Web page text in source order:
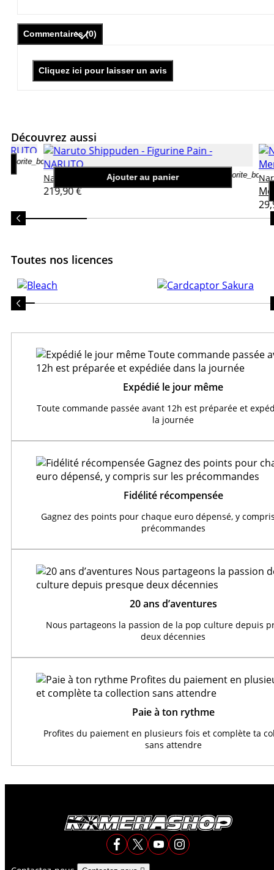
Commentaires (0)
Cliquez ici pour laisser un avis
Découvrez aussi
favorite_border
Ajouter au panier favorite_border
Naruto
Naruto Shippuden - Figurine Pain
219,90 €
Toutes nos licences
Expédié le jour même
Toute commande passée avant 12h est préparée et
la journée
Fidélité récompensée
Gagnez des points pour chaque euro dépensé, y
précommandes
20 ans d’aventures
Nous partageons la passion de la pop culture depuis
deux décennies
Paie à ton rythme
Profites du paiement en plusieurs fois et complète ta
sans attendre